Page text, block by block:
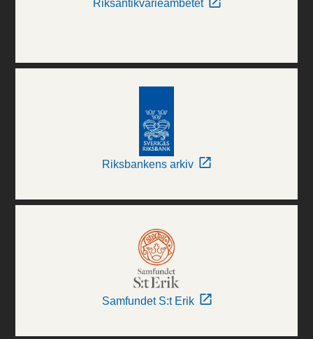
Riksantikvarieämbetet
Riksbankens arkiv
Samfundet S:t Erik